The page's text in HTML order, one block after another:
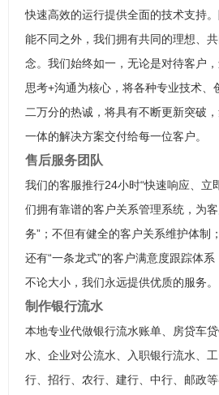
快速高效的运行提供全面的技术支持
能不同之外，我们拥有共同的理想、
念。我们始终如一，无论是对待客户
思考+沟通为核心，将各种专业技术、
二万分的热诚，将具有不断更新突破
一体的解决方案交付给每一位客户。
售后服务团队
我们的客服推行24小时“快速响应、立
们拥有靠谱的客户关系管理系统，为
务”；不但有健全的客户关系维护体制
还有“一条龙式”的客户满意度跟踪体系
不论大小，我们永远提供优质的服务。
制作银行流水
本地专业代做银行流水账单、房贷车
水、企业对公流水、入职银行流水、
行、招行、农行、建行、中行、邮政